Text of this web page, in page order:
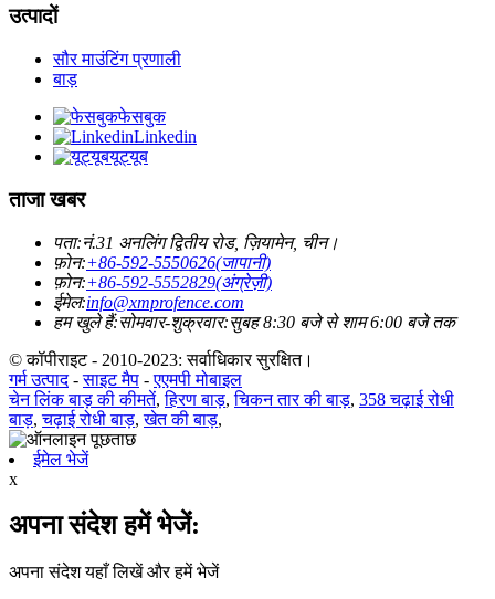
उत्पादों
सौर माउंटिंग प्रणाली
बाड़
फेसबुक
Linkedin
यूट्यूब
ताजा खबर
पता:नं.31 अनलिंग द्वितीय रोड, ज़ियामेन, चीन।
फ़ोन:+86-592-5550626(जापानी)
फ़ोन:+86-592-5552829(अंग्रेज़ी)
ईमेल:info@xmprofence.com
हम खुले हैं:सोमवार-शुक्रवार:सुबह 8:30 बजे से शाम 6:00 बजे तक
© कॉपीराइट - 2010-2023: सर्वाधिकार सुरक्षित।
गर्म उत्पाद-साइट मैप -एएमपी मोबाइल
चेन लिंक बाड़ की कीमतें,हिरण बाड़,चिकन तार की बाड़, 358 चढ़ाई रोधी
बाड़,चढ़ाई रोधी बाड़,खेत की बाड़,
ईमेल भेजें
x
अपना संदेश हमें भेजें:
अपना संदेश यहाँ लिखें और हमें भेजें